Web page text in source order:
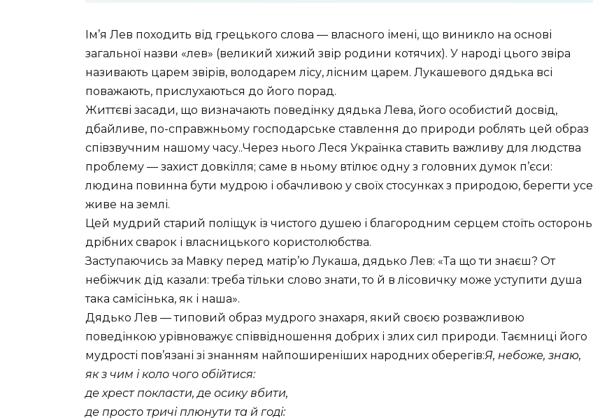
Ім’я Лев походить від грецького слова — власного імені, що виникло на основі
загальної назви «лев» (великий хижий звір родини котячих). У народі цього звіра
називають царем звірів, володарем лісу, лісним царем. Лукашевого дядька всі
поважають, прислухаються до його порад.
Життєві засади, що визначають поведінку дядька Лева, його особистий досвід,
дбайливе, по-справжньому господарське ставлення до природи роблять цей образ
співзвучним нашому часу..Через нього Леся Українка ставить важливу для людства
проблему — захист довкілля; саме в ньому втілює одну з головних думок п’єси:
людина повинна бути мудрою і обачливою у своїх стосунках з природою, берегти усе
живе на землі.
Цей мудрий старий поліщук із чистого душею і благородним серцем стоїть осторонь
дрібних сварок і власницького користолюбства.
Заступаючись за Мавку перед матір’ю Лукаша, дядько Лев: «Та що ти знаєш? От
небіжчик дід казали: треба тільки слово знати, то й в лісовичку може уступити душа
така самісінька, як і наша».
Дядько Лев — типовий образ мудрого знахаря, який своєю розважливою
поведінкою урівноважує співвідношення добрих і злих сил природи. Таємниці його
мудрості пов’язані зі знанням найпоширеніших народних оберегів:Я, небоже, знаю,
як з чим і коло чого обійтися:
де хрест покласти, де осику вбити,
де просто тричі плюнути та й годі: